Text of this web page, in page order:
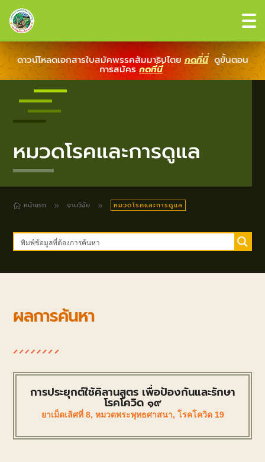
ดาวน์โหลดเอกสารใบสมัคพรรคสัมมาธิปไตย กดที่นี่ ดูขั้นตอน
การสมัครกดที่นี่
หมวดโรคและการดูแล
 หน้าแรก 9 งานวิจัย 9 หมวดโรคและการดูแล
ผลการค้นหา
การประยุกต์ใช้คิลานสูตร เพื่อป้องกันและรักษา
โรคโควิด ๑๙
ยาเม็ดเลิศที่ 8, หมวดพระพุทธศาสนา, โรคโควิด 19